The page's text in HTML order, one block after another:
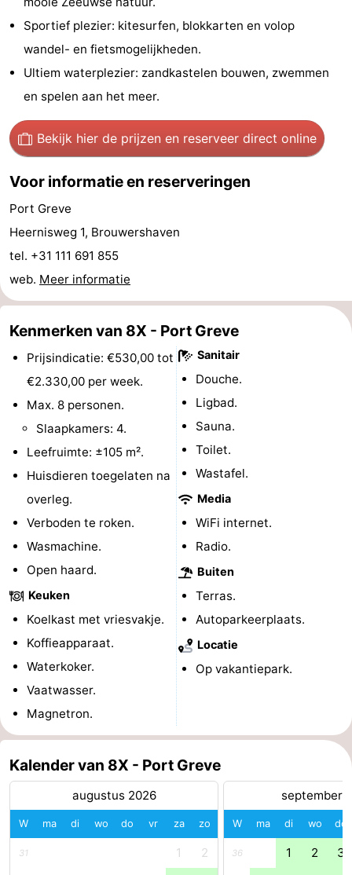
van
Haamstede
Valleien
Soeten
Haert
Wijde
Village
Zeeuwse
Kust
-
Zonnedorp
Hof
van
Haamstede
minutes
Strand
Zien
&
doen
Bezienswaardigheden
-
Monumenten
-
Molens
-
Uitkijkpunten
Attracties
-
Speeltuinen
-
Binnenspeeltuinen
Bowlen
-
Minigolfbanen
Wellness
centra
Dorpen
Steden
Rondleidingen
Sportief plezier: kitesurfen, blokkarten en volop
wandel- en fietsmogelijkheden.
Ultiem waterplezier: zandkastelen bouwen, zwemmen
en spelen aan het meer.
Bekijk hier de prijzen en reserveer direct online
Voor informatie en reserveringen
Port Greve
Heernisweg 1, Brouwershaven
tel. +31 111 691 855
web. Meer informatie
Kenmerken van 8X - Port Greve
Prijsindicatie: €530,00 tot
€2.330,00 per week.
Max. 8 personen.
Slaapkamers: 4.
Leefruimte: ±105 m².
Huisdieren toegelaten na
overleg.
Verboden te roken.
Wasmachine.
Open haard.
Keuken
Koelkast met vriesvakje.
Koffieapparaat.
Waterkoker.
Vaatwasser.
Magnetron.
Sanitair
Douche.
Ligbad.
Sauna.
Toilet.
Wastafel.
Media
WiFi internet.
Radio.
Buiten
Terras.
Autoparkeerplaats.
Locatie
Op vakantiepark.
Kalender van 8X - Port Greve
augustus 2026
W ma di wo do vr za zo
31 1 2
september
W ma di wo do
36 1 2 3